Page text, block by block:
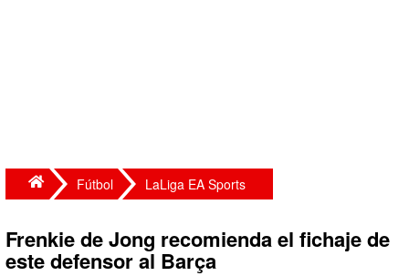
Fútbol LaLiga EA Sports
Frenkie de Jong recomienda el fichaje de
este defensor al Barça